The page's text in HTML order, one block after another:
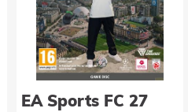
EA Sports FC 27